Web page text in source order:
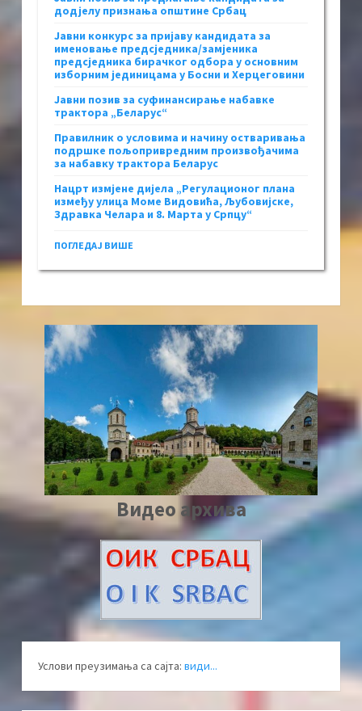
додјелу признања општине Србац
Јавни конкурс за пријаву кандидата за
именовање предсједника/замјеника
предсједника бирачког одбора у основним
изборним јединицама у Босни и Херцеговини
Јавни позив за суфинансирање набавке
трактора „Беларус“
Правилник о условима и начину остваривања
подршке пољопривредним произвођачима
за набавку трактора Беларус
Нацрт измјене дијела „Регулационог плана
између улица Моме Видовића, Љубовијске,
Здравка Челара и 8. Марта у Српцу“
ПОГЛЕДАЈ ВИШЕ
Видео архива
Услови преузимања са сајта: види...